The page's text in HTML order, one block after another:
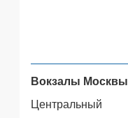
Вокзалы Москвы
Центральный